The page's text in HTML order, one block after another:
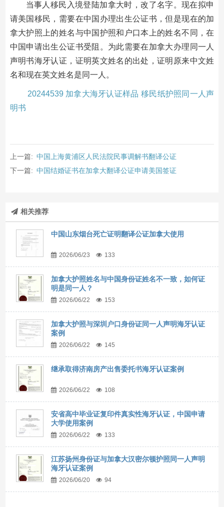
当事人移民入境登陆加拿大时，改了名字。现在拟申
请美国移民，需要在中国办理出生公证书，但是现在的加
拿大护照上的姓名与中国护照和户口本上的姓名不同，在
中国申请出生公证书受阻。为此需要在加拿大办理同一人
声明书海牙认证，证明英文姓名的出处，证明原来中文姓
名和现在英文姓名是同一人。
20244539 加拿大海牙认证样品 移民纸护照同一人声
明书
上一篇: 中国上海黄浦区人民法院民事调解书翻译公证
下一篇: 中国结婚证书在加拿大翻译公证申请美国签证
相关推荐
中国山东烟台死亡证明翻译公证加拿大使用
2026/06/23 133
加拿大护照姓名与中国身份证姓名不一致，如何证
明是同一人？
2026/06/22 153
加拿大护照与深圳户口身份证同一人声明海牙认证
案例
2026/06/22 145
继承取得济南房产出售委托书海牙认证案例
2026/06/22 108
安省高中毕业证复印件真实性海牙认证，中国申请
大学使用案例
2026/06/22 133
江苏扬州身份证与加拿大汉密尔顿护照同一人声明
海牙认证案例
2026/06/20 94